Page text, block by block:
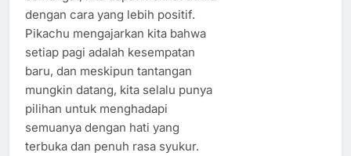
dengan cara yang lebih positif.
Pikachu mengajarkan kita bahwa
setiap pagi adalah kesempatan
baru, dan meskipun tantangan
mungkin datang, kita selalu punya
pilihan untuk menghadapi
semuanya dengan hati yang
terbuka dan penuh rasa syukur.